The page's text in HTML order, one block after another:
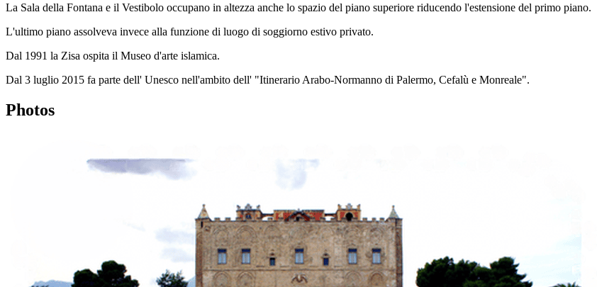
La Sala della Fontana e il Vestibolo occupano in altezza anche lo spazio del piano superiore riducendo l'estensione del primo piano.
L'ultimo piano assolveva invece alla funzione di luogo di soggiorno estivo privato.
Dal 1991 la Zisa ospita il Museo d'arte islamica.
Dal 3 luglio 2015 fa parte dell' Unesco nell'ambito dell' "Itinerario Arabo-Normanno di Palermo, Cefalù e Monreale".
Photos